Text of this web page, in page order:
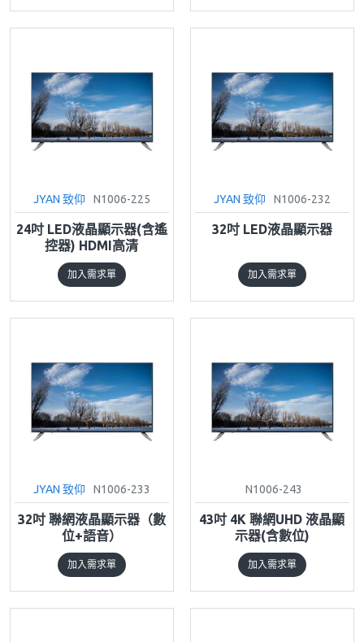
JYAN 致仰 N1006-225
24吋 LED液晶顯示器(含遙
控器) HDMI高清
加入需求單
JYAN 致仰 N1006-232
32吋 LED液晶顯示器
加入需求單
JYAN 致仰 N1006-233
32吋 聯網液晶顯示器（數
位+語音）
加入需求單
N1006-243
43吋 4K 聯網UHD 液晶顯
示器(含數位)
加入需求單